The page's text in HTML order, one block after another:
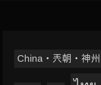
China‧兲朝‧神